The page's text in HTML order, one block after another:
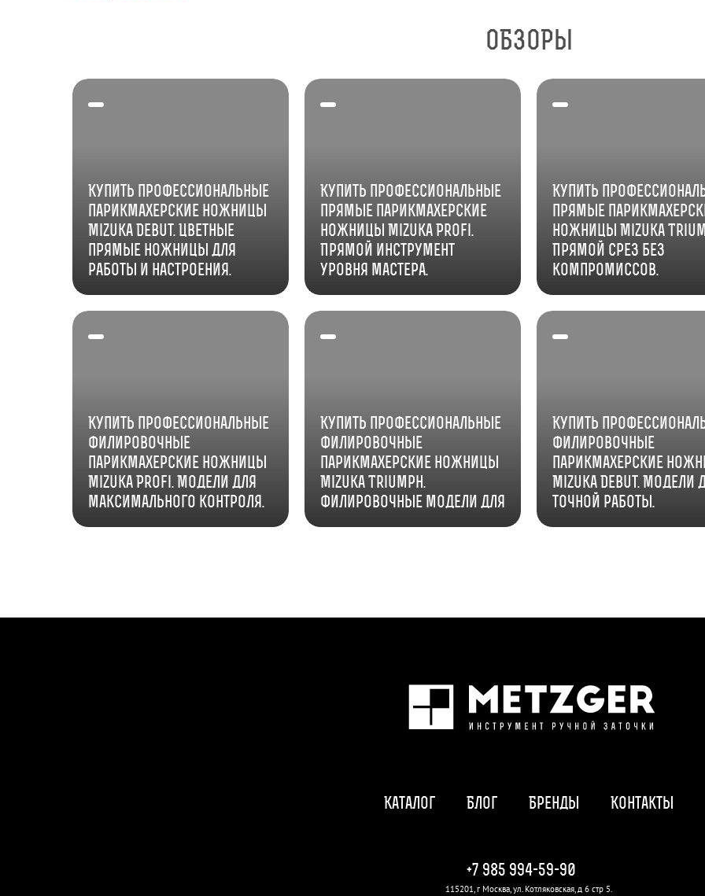
ОБЗОРЫ
Купить профессиональные
парикмахерские ножницы
Mizuka Debut. Цветные
прямые ножницы для
работы и настроения.
Купить профессиональные
прямые парикмахерские
ножницы Mizuka Profi.
Прямой инструмент
уровня мастера.
Купить
прямые
ножницы Mizuka
Прямой срез без
компромиссов.
Купить профессиональные
филировочные
парикмахерские ножницы
Mizuka Profi. Модели для
максимального контроля.
Купить профессиональные
филировочные
парикмахерские ножницы
Mizuka Triumph.
Филировочные модели для
Купить
филировочные
парикмахерские
Mizuka Debut. Модели
точной работы.
Каталог Блог Бренды Контакты
+7 985 994-59-90
115201, г Москва, ул. Котляковская, д 6 стр 5.